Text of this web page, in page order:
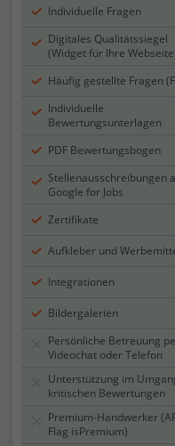
Individuelle Fragen
Digitales Qualitätssiegel
(Widget für Ihre
Häufig gestellte Fragen
Individuelle
Bewertungsunterlagen
PDF Bewertungsbogen
Stellenausschreibungen
Google for Jobs
Zertifikate
Aufkleber und
Integrationen
Bildergalerien
Persönliche Betreuung
Videochat oder Telefon
Unterstützung im
kritischen Bewertungen
Premium-Handwerker
Flag isPremium)